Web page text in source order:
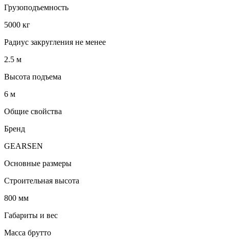
Грузоподъемность
5000 кг
Радиус закругления не менее
2.5 м
Высота подъема
6 м
Общие свойства
Бренд
GEARSEN
Основные размеры
Строительная высота
800 мм
Габариты и вес
Масса брутто